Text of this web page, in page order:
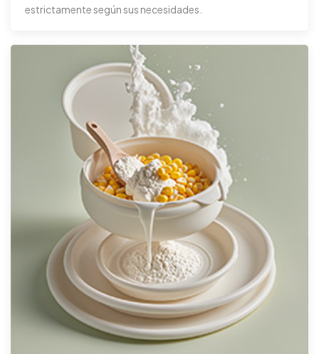
estrictamente según sus necesidades.